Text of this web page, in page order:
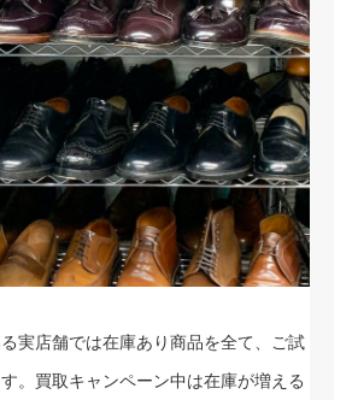
実店舗では在庫あり商品を全て、ご試
。買取キャンペーン中は在庫が増える